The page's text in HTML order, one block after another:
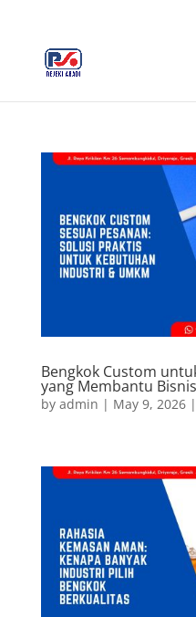
Bengkok Custom
yang Membantu
by admin | May 9, 2026|